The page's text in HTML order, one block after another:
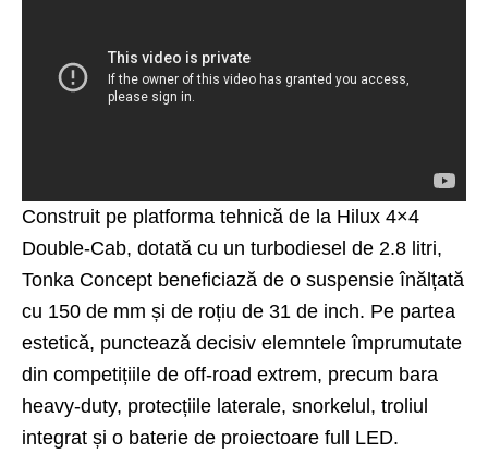
Construit pe platforma tehnică de la Hilux 4×4
Double-Cab, dotată cu un turbodiesel de 2.8 litri,
Tonka Concept beneficiază de o suspensie înălțată
cu 150 de mm și de roțiu de 31 de inch. Pe partea
estetică, punctează decisiv elemntele împrumutate
din competițiile de off-road extrem, precum bara
heavy-duty, protecțiile laterale, snorkelul, troliul
integrat și o baterie de proiectoare full LED.